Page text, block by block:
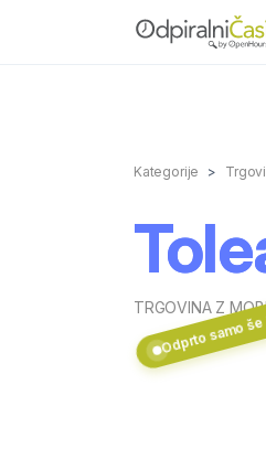
Kategorije
TRGOVINA Z
Odprto samo